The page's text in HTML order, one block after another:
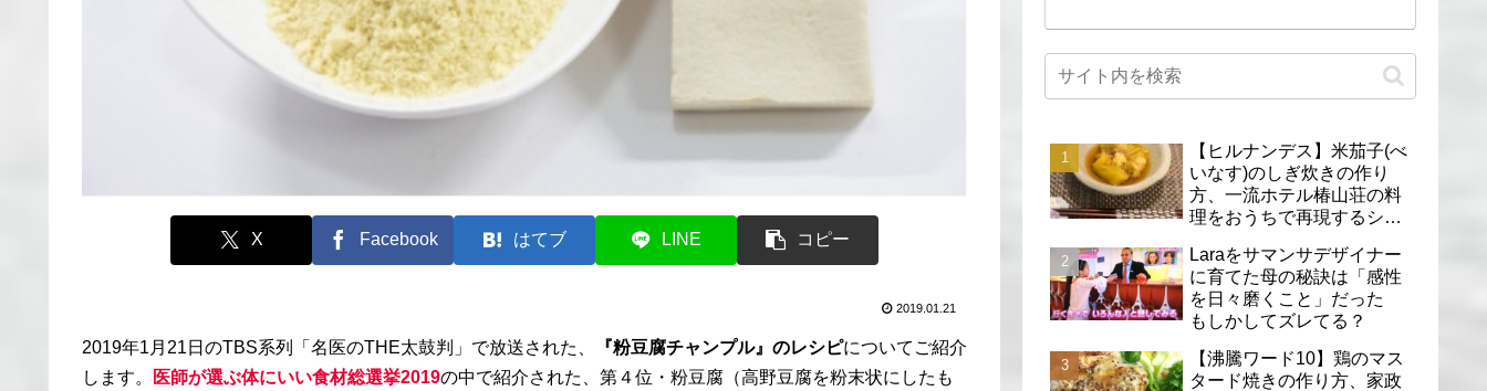
X Facebook はてブ LINE コピー
2019.01.21
2019年1月21日のTBS系列「名医のTHE太鼓判」で放送された、 『粉豆腐チャンプル』のレシピについてご紹介
します。
医師が選ぶ体にいい食材総選挙2019の中で紹介された、第４位・粉豆腐（高野豆腐を粉末状にしたも
【ヒルナンデス】米茄子(べ
いなす)のしぎ炊きの作り
方、一流ホテル椿山荘の料
理をおうちで再現するシェ
Laraをサマンサデザイナー
に育てた母の秘訣は「感性
を日々磨くこと」だった
もしかしてズレてる？
【沸騰ワード10】鶏のマス
タード焼きの作り方、家政